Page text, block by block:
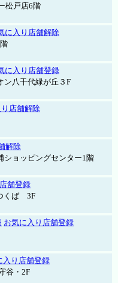
松戸店6階
に入り店舗解除
に入り店舗登録
八千代緑が丘３F
店舗解除
解除
ョッピングセンター1階
舗登録
くば 3F
お気に入り店舗登録
入り店舗登録
谷・2F